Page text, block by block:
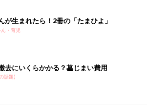
が生まれたら！2冊の「たまひよ」
・育児
去にいくらかかる？墓じまい費用
話題)